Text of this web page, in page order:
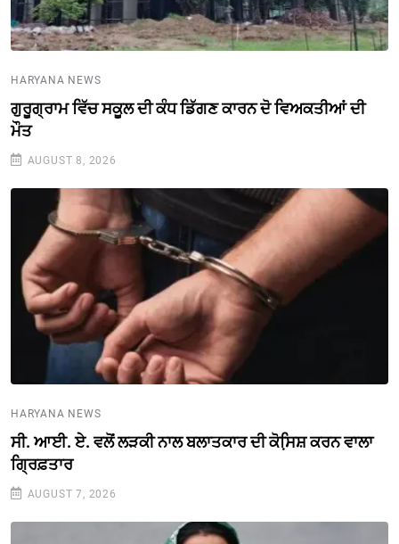
HARYANA NEWS
ਗੁਰੂਗ੍ਰਾਮ ਵਿੱਚ ਸਕੂਲ ਦੀ ਕੰਧ ਡਿੱਗਣ ਕਾਰਨ ਦੋ ਵਿਅਕਤੀਆਂ ਦੀ
ਮੌਤ
AUGUST 8, 2026
HARYANA NEWS
ਸੀ. ਆਈ. ਏ. ਵਲੋਂ ਲੜਕੀ ਨਾਲ ਬਲਾਤਕਾਰ ਦੀ ਕੋਸਿ਼ਸ਼ ਕਰਨ ਵਾਲਾ
ਗ੍ਰਿਫ਼ਤਾਰ
AUGUST 7, 2026